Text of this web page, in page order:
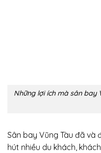
Những lợi ích mà sân
Sân bay Vũng Tàu đã
hút nhiều du khách,